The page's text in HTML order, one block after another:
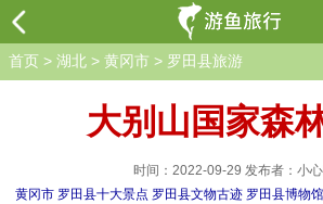
首页 > 湖北 > 黄冈市 > 罗田县旅游
大别山国家森
时间：2022-09-29 发布者：小心
黄冈市 罗田县十大景点 罗田县文物古迹 罗田县博物馆